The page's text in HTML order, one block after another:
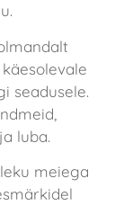
seadusele.
luba.
meiega